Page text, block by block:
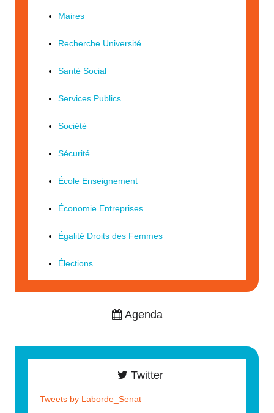
Maires
Recherche Université
Santé Social
Services Publics
Société
Sécurité
École Enseignement
Économie Entreprises
Égalité Droits des Femmes
Élections
Agenda
Twitter
Tweets by Laborde_Senat